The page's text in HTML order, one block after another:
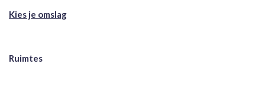
Kies je omslag
Ruimtes